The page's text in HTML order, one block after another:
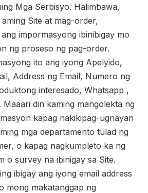
Mga Serbisyo. Halimbawa,
Site at mag-order,
impormasyong ibinibigay mo
ng proseso ng pag-order.
ito ang iyong Apelyido,
Address ng Email, Numero ng
interesado, Whatsapp ,
Maaari din kaming mangolekta ng
kapag nakikipag-ugnayan
mga departamento tulad ng
o kapag nagkumpleto ka ng
o survey na ibinigay sa Site.
ibigay ang iyong email address
mong makatanggap ng